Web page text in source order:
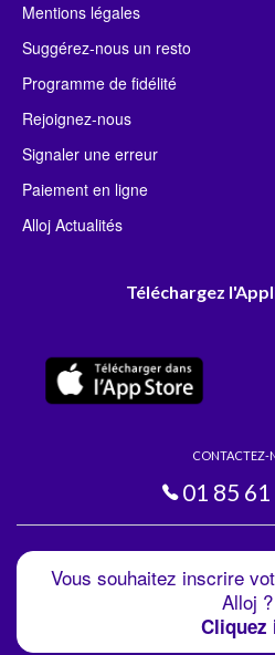
Mentions légales
Suggérez-nous un resto
Programme de fidélité
Rejoignez-nous
Signaler une erreur
Paiement en ligne
Alloj Actualités
Téléchargez
CONTACTEZ-
01 85 61
Vous souhaitez inscrire
Alloj ?
Cliquez